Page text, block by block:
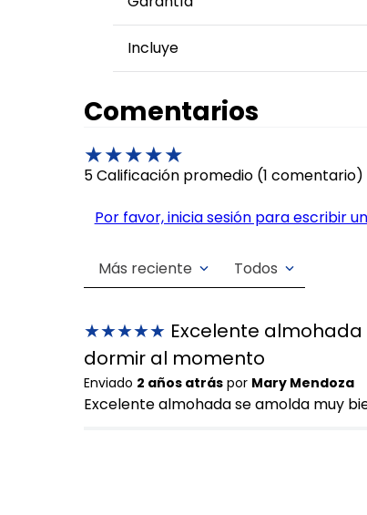
Incluye
Comentarios
★★★★★
5 Calificación promedio (1 comentario)
Por favor, inicia sesión para escribir
Más reciente Todos
★★★★★ Excelente
dormir al momento
Enviado 2 años atrás por Mary Mendoza
Excelente almohada se amolda muy